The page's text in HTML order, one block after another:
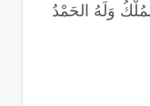
وَلَهُ الحَمْدُ